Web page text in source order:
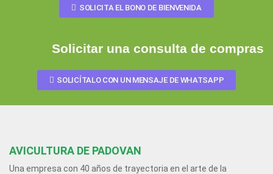
SOLICITA EL BONO DE BIENVENIDA
Solicitar una consulta de compras
SOLICÍTALO CON UN MENSAJE DE WHATSAPP
AVICULTURA DE PADOVAN
Una empresa con 40 años de trayectoria en el arte de la